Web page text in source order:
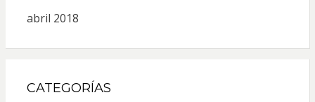
abril 2018
CATEGORÍAS